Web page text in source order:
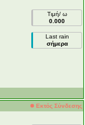
Τιμή/ ω
0.000
Last rain
σήμερα
Εκτός Σύνδεσης